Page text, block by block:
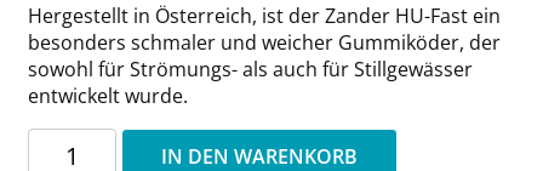
Hergestellt in Österreich, ist der Zander HU-Fast ein
besonders schmaler und weicher Gummiköder, der
sowohl für Strömungs- als auch für Stillgewässer
entwickelt wurde.
Zander-
IN DEN WARENKORB